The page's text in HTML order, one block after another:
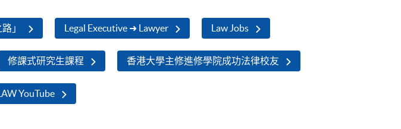
」 Legal Executive ➜ Lawyer Law Jobs
修課式研究生課程 香港大學主修進修學院成功法律校友
LAW YouTube